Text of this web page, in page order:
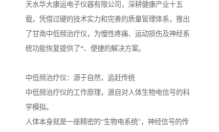
天水华大康运电子仪器有限公司，深耕健康产业十五
载，凭借过硬的技术实力和完善的质量管理体系，推出
了甘南中低频治疗仪，为慢性疼痛、运动损伤及神经系
统功能恢复提供了*、便捷的解决方案。
中低频治疗仪：源于自然，追赶传统
中低频治疗仪的工作原理，源自对人体生物电信号的科
学模拟。
人体本身就是一座精密的“生物电系统”，神经信号的传